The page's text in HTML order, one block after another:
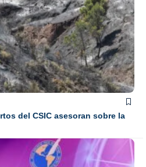
del CSIC asesoran sobre la